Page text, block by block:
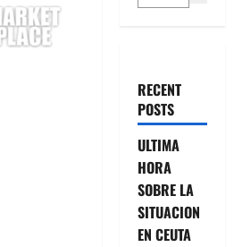
RECENT
POSTS
ULTIMA
HORA
SOBRE LA
SITUACION
EN CEUTA